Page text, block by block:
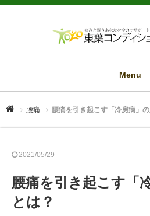
Menu
腰痛 腰痛を引き起こす「冷房病」
2021/05/29
腰痛を引き起こす「
とは？